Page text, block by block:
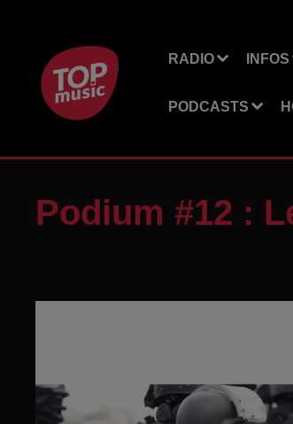
RADIO INFOS
PODCASTS
Podium #12 :